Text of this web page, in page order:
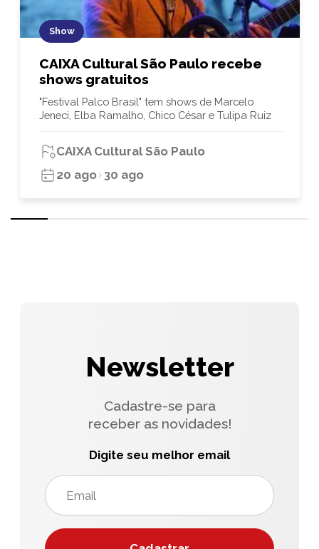
Show
CAIXA Cultural São Paulo recebe
shows gratuitos
"Festival Palco Brasil" tem shows de Marcelo
Jeneci, Elba Ramalho, Chico César e Tulipa Ruiz
CAIXA Cultural São Paulo
20 ago 30 ago
Newsletter
Cadastre-se para
receber as novidades!
Digite seu melhor email